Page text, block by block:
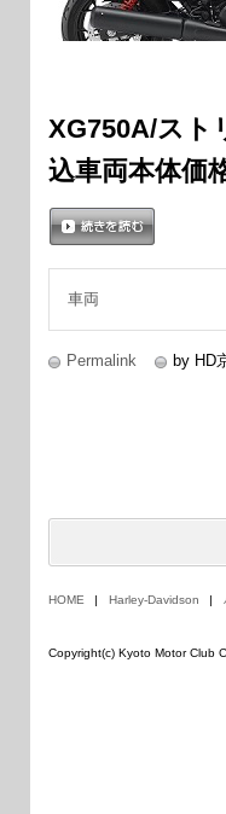
XG750A/ス
込車両本体価
車両
Permalink by HD
HOME Harley-Davidson
Copyright(c) Kyoto Motor Club